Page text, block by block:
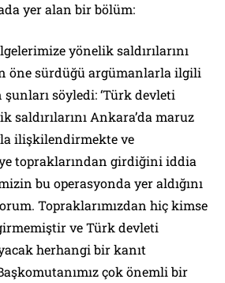
yer alan bir bölüm:
yönelik saldırılarını
öne sürdüğü argümanlarla ilgili
söyledi: ‘Türk devleti
saldırılarını Ankara’da maruz
ilişkilendirmekte ve
topraklarından girdiğini iddia
bu operasyonda yer aldığını
Topraklarımızdan hiç kimse
ve Türk devleti
herhangi bir kanıt
çok önemli bir